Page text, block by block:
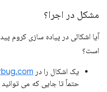
مشکل در اجرا؟
آیا اشکالی در پیاده سازی کروم
است؟
یک اشکال را در
حتماً تا جایی که می